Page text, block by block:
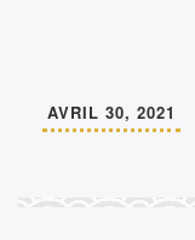
AVRIL 30, 2021